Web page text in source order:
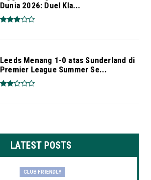
Dunia 2026: Duel Kla...
Leeds Menang 1-0 atas Sunderland di
Premier League Summer Se...
LATEST POSTS
CLUB FRIENDLY